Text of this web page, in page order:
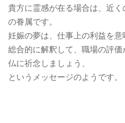
貴方に霊感が在る場合は、近
の眷属です。
妊娠の夢は、仕事上の利益を意
総合的に解釈して、職場の評
仏に祈念しましょう、
というメッセージのようです。